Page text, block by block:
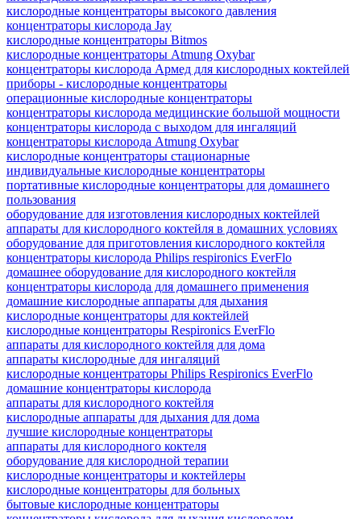
кислородные концентраторы высокого давления
концентраторы кислорода Jay
кислородные концентраторы Bitmos
кислородные концентраторы Atmung Oxybar
концентраторы кислорода Армед для кислородных коктейлей
приборы - кислородные концентраторы
операционные кислородные концентраторы
концентраторы кислорода медицинские большой мощности
концентраторы кислорода с выходом для ингаляций
концентраторы кислорода Atmung Oxybar
кислородные концентраторы стационарные
индивидуальные кислородные концентраторы
портативные кислородные концентраторы для домашнего
пользования
оборудование для изготовления кислородных коктейлей
аппараты для кислородного коктейля в домашних условиях
оборудование для приготовления кислородного коктейля
концентраторы кислорода Philips respironics EverFlo
домашнее оборудование для кислородного коктейля
концентраторы кислорода для домашнего применения
домашние кислородные аппараты для дыхания
кислородные концентраторы для коктейлей
кислородные концентраторы Respironics EverFlo
аппараты для кислородного коктейля для дома
аппараты кислородные для ингаляций
кислородные концентраторы Philips Respironics EverFlo
домашние концентраторы кислорода
аппараты для кислородного коктейля
кислородные аппараты для дыхания для дома
лучшие кислородные концентраторы
аппараты для кислородного коктеля
оборудование для кислородной терапии
кислородные концентраторы и коктейлеры
кислородные концентраторы для больных
бытовые кислородные концентраторы